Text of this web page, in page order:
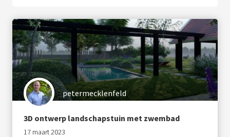
petermecklenfeld
3D ontwerp landschapstuin met zwembad
17 maart 2023